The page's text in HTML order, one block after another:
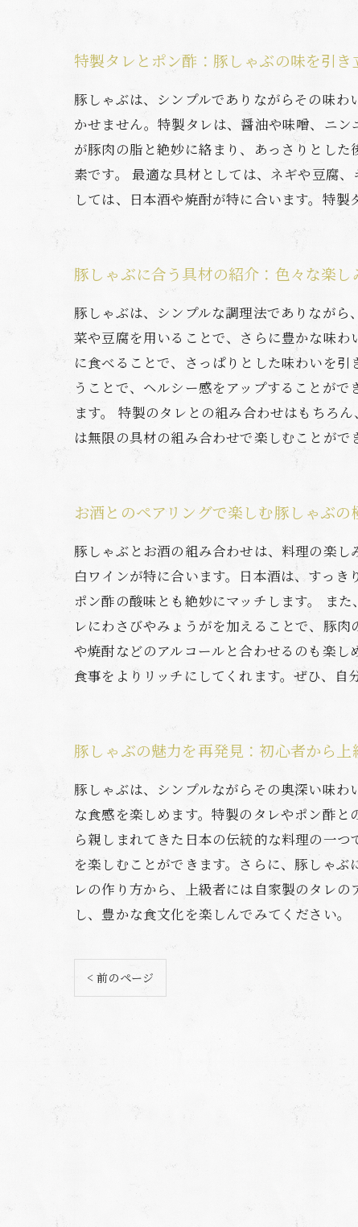
特製タレとポン酢：豚しゃぶの味を引き
豚しゃぶは、シンプルでありながらその味
かせません。特製タレは、醤油や味噌、ニ
が豚肉の脂と絶妙に絡まり、あっさりとし
素です。 最適な具材としては、ネギや豆腐
しては、日本酒や焼酎が特に合います。特
豚しゃぶに合う具材の紹介：色々な楽し
豚しゃぶは、シンプルな調理法でありなが
菜や豆腐を用いることで、さらに豊かな味
に食べることで、さっぱりとした味わいを
うことで、ヘルシー感をアップすることが
ます。 特製のタレとの組み合わせはもちろ
は無限の具材の組み合わせで楽しむことが
お酒とのペアリングで楽しむ豚しゃぶの
豚しゃぶとお酒の組み合わせは、料理の楽
白ワインが特に合います。日本酒は、すっき
ポン酢の酸味とも絶妙にマッチします。 ま
レにわさびやみょうがを加えることで、豚
や焼酎などのアルコールと合わせるのも楽し
食事をよりリッチにしてくれます。ぜひ、自
豚しゃぶの魅力を再発見：初心者から
豚しゃぶは、シンプルながらその奥深い味
な食感を楽しめます。特製のタレやポン酢
ら親しまれてきた日本の伝統的な料理の一
を楽しむことができます。さらに、豚しゃ
レの作り方から、上級者には自家製のタレ
し、豊かな食文化を楽しんでみてください。
< 前のページ